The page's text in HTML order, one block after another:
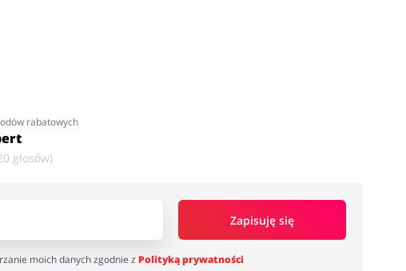
rabatowych
głosów)
Zapisuję się
moich danych zgodnie z Polityką prywatności